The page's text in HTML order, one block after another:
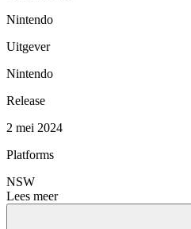
Nintendo
Uitgever
Nintendo
Release
2 mei 2024
Platforms
NSW
Lees meer